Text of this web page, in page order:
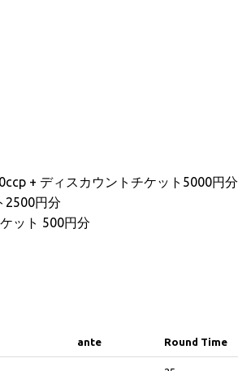
+ ディスカウントチケット5000円分
2500円分
ット 500円分
ante
Round Time